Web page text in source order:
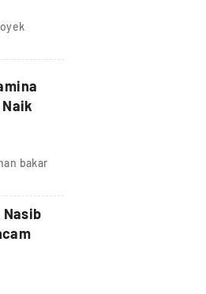
bakar
Nasib